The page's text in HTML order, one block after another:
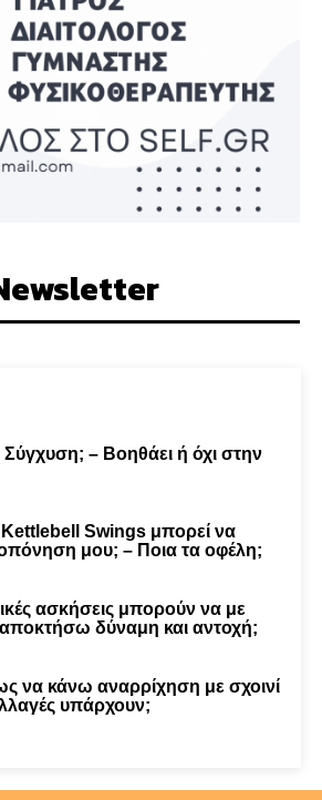
Σύγχυση; – Βοηθάει ή όχι στην
Kettlebell Swings μπορεί να
μου; – Ποια τα οφέλη;
ασκήσεις μπορούν να με
δύναμη και αντοχή;
να κάνω αναρρίχηση με σχοινί
υπάρχουν;